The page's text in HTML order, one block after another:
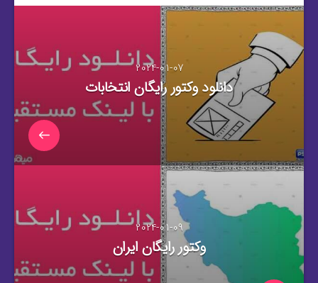
2024-01-07
دانلود وکتور رایگان انتخابات
2024-01-09
وکتور رایگان ایران